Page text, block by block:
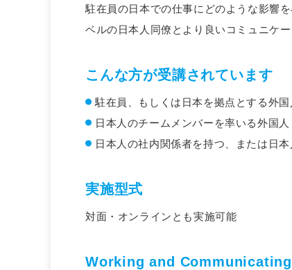
駐在員の日本での仕事にどのような影響
ベルの日本人同僚とより良いコミュニケ
こんな方が受講されています
駐在員、もしくは日本を拠点とする外国
日本人のチームメンバーを率いる外国
日本人の社内関係者を持つ、または日
実施型式
対面・オンラインとも実施可能
Working and